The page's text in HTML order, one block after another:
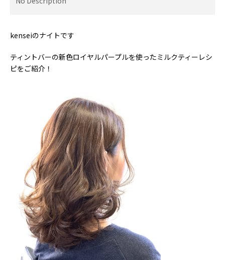
kenseiのナイトです
ティントバーの新色ロイヤルパープルを使ったミルクティーレシ
ピをご紹介！